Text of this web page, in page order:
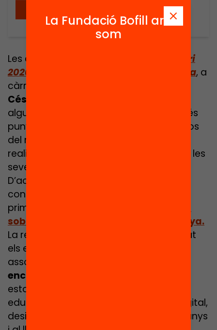
Les col·laboracions recollides en l’
Anuari
2020:
L’estat de l’educació a Catalunya, a
càrrec de deu experts coordinats per
César Coll
alguns dels desafiaments educatius més
punyents que compartim amb els països
del nostre entorn. I ho fan partint de la
realitat del sistema educatiu català, de les
seves fortaleses i febleses.
D’acord amb aquest plantejament, els
continguts s’organitzen en dos blocs. El
primer
sobre l’estat de l’educació a Catalunya.
La revisió posa de manifest que, malgrat
els esforços que s’han fet i els avenços
assolits,
encara assignatures pendents:
estancament de les trajectòries
educatives i abandonament, bretxa digital,
desigualtats d’accés a l’educació 0-3 anys
La Fundació Bofill ara
som